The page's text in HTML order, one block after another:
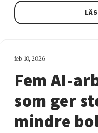
feb 10, 2026
Fem AI-
som ger
mindre